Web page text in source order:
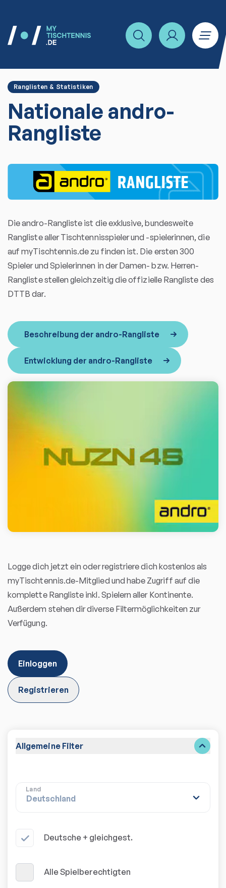
Ranglisten & Statistiken
Nationale andro-
Rangliste
Die andro-Rangliste ist die exklusive, bundesweite
Rangliste aller Tischtennisspieler und -spielerinnen, die
auf myTischtennis.de zu finden ist. Die ersten 300
Spieler und Spielerinnen in der Damen- bzw. Herren-
Rangliste stellen gleichzeitig die offizielle Rangliste des
DTTB dar.
Beschreibung der andro-Rangliste
Entwicklung der andro-Rangliste
Logge dich jetzt ein oder registriere dich kostenlos als
myTischtennis.de-Mitglied und habe Zugriff auf die
komplette Rangliste inkl. Spielern aller Kontinente.
Außerdem stehen dir diverse Filtermöglichkeiten zur
Verfügung.
Einloggen
Registrieren
Allgemeine Filter
Land
Deutsche + gleichgest.
Alle Spielberechtigten